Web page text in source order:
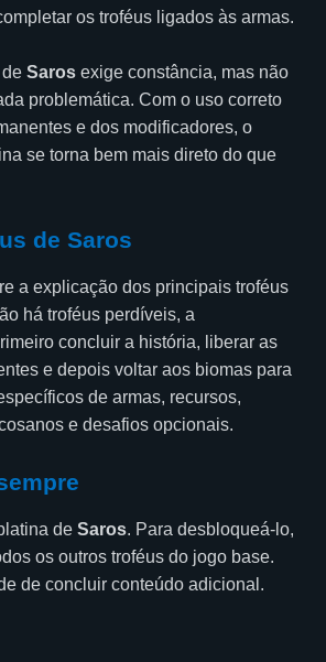
os troféus ligados às armas.
Saros exige constância, mas não
problemática. Com o uso correto
e dos modificadores, o
se torna bem mais direto do que
de Saros
a explicação dos principais troféus
há troféus perdíveis, a
concluir a história, liberar as
e depois voltar aos biomas para
de armas, recursos,
e desafios opcionais.
de Saros. Para desbloqueá-lo,
os outros troféus do jogo base.
de concluir conteúdo adicional.